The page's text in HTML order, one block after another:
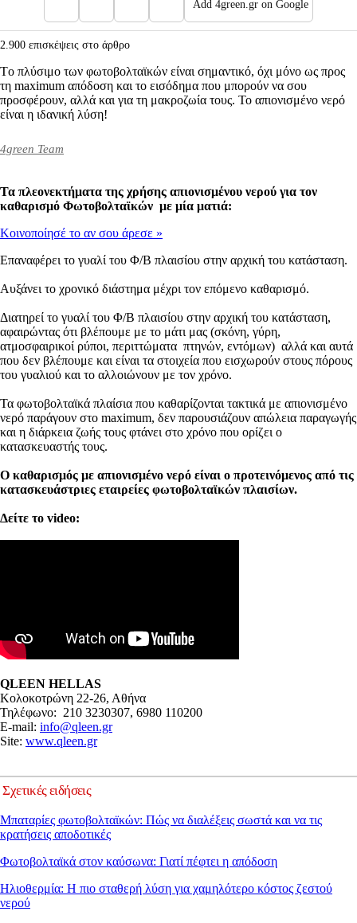
Add 4green.gr on Google
2.900 επισκέψεις στο άρθρο
Tο πλύσιμο των φωτοβολταϊκών είναι σημαντικό, όχι μόνο ως προς
τη maximum απόδοση και το εισόδημα που μπορούν να σου
προσφέρουν, αλλά και για τη μακροζωία τους. Το απιονισμένο νερό
είναι η ιδανική λύση!
4green Team
Τα πλεονεκτήματα της χρήσης απιονισμένου νερού για τον
καθαρισμό Φωτοβολταϊκών με μία ματιά:
Κοινοποίησέ το αν σου άρεσε »
Επαναφέρει το γυαλί του Φ/Β πλαισίου στην αρχική του κατάσταση.
Αυξάνει το χρονικό διάστημα μέχρι τον επόμενο καθαρισμό.
Διατηρεί το γυαλί του Φ/Β πλαισίου στην αρχική του κατάσταση,
αφαιρώντας ότι βλέπουμε με το μάτι μας (σκόνη, γύρη,
ατμοσφαιρικοί ρύποι, περιττώματα πτηνών, εντόμων) αλλά και αυτά
που δεν βλέπουμε και είναι τα στοιχεία που εισχωρούν στους πόρους
του γυαλιού και το αλλοιώνουν με τον χρόνο.
Τα φωτοβολταϊκά πλαίσια που καθαρίζονται τακτικά με απιονισμένο
νερό παράγουν στο maximum, δεν παρουσιάζουν απώλεια παραγωγής
και η διάρκεια ζωής τους φτάνει στο χρόνο που ορίζει ο
κατασκευαστής τους.
Ο καθαρισμός με απιονισμένο νερό είναι ο προτεινόμενος από τις
κατασκευάστριες εταιρείες φωτοβολταϊκών πλαισίων.
Δείτε το video:
QLEEN HELLAS
Κολοκοτρώνη 22-26, Αθήνα
Τηλέφωνο: 210 3230307, 6980 110200
E-mail: info@qleen.gr
Site: www.qleen.gr
Σχετικές ειδήσεις
Μπαταρίες φωτοβολταϊκών: Πώς να διαλέξεις σωστά και να τις
κρατήσεις αποδοτικές
Φωτοβολταϊκά στον καύσωνα: Γιατί πέφτει η απόδοση
Ηλιοθερμία: Η πιο σταθερή λύση για χαμηλότερο κόστος ζεστού
νερού